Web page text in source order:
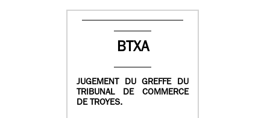
BTXA
JUGEMENT DU GREFFE DU
TRIBUNAL DE COMMERCE
DE TROYES.